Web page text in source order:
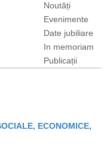
Noutăți
Evenimente
Date jubiliare
In memoriam
Publicații
ECONOMICE,